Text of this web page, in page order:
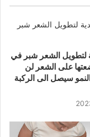
لتطويل الشعر شبر في
على الشعر لن
سيصل الى الركبة